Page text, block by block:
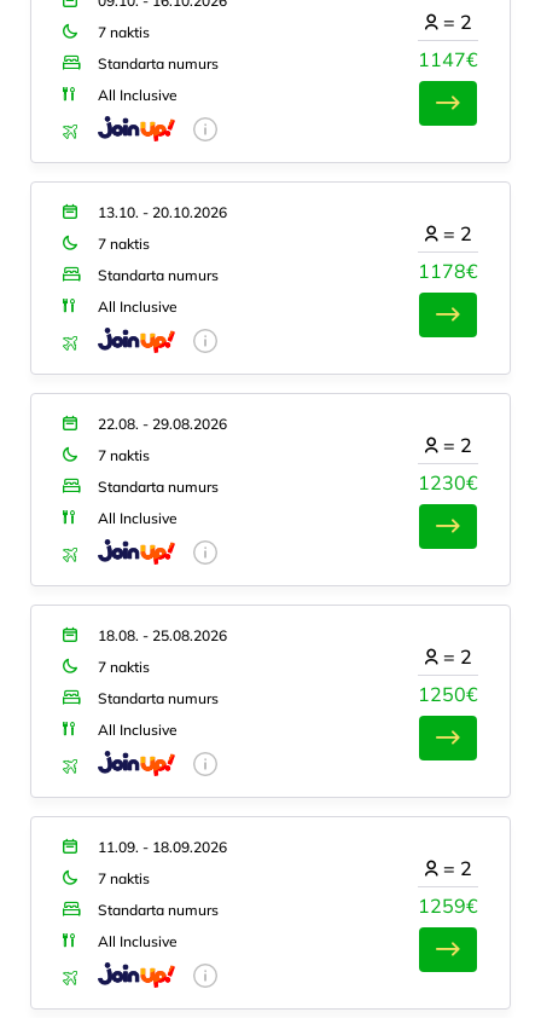
7 naktis
Standarta numurs
All Inclusive
1147€
= 2
13.10. - 20.10.2026
7 naktis
Standarta numurs
All Inclusive
1178€
= 2
22.08. - 29.08.2026
7 naktis
Standarta numurs
All Inclusive
1230€
= 2
18.08. - 25.08.2026
7 naktis
Standarta numurs
All Inclusive
1250€
= 2
11.09. - 18.09.2026
7 naktis
Standarta numurs
All Inclusive
1259€
= 2